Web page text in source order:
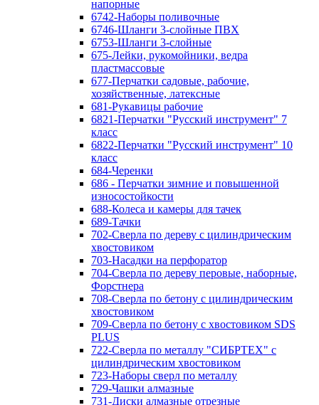
напорные
6742-Наборы поливочные
6746-Шланги 3-слойные ПВХ
6753-Шланги 3-слойные
675-Лейки, рукомойники, ведра
пластмассовые
677-Перчатки садовые, рабочие,
хозяйственные, латексные
681-Рукавицы рабочие
6821-Перчатки "Русский инструмент" 7
класс
6822-Перчатки "Русский инструмент" 10
класс
684-Черенки
686 - Перчатки зимние и повышенной
износостойкости
688-Колеса и камеры для тачек
689-Тачки
702-Сверла по дереву с цилиндрическим
хвостовиком
703-Насадки на перфоратор
704-Сверла по дереву перовые, наборные,
Форстнера
708-Сверла по бетону с цилиндрическим
хвостовиком
709-Сверла по бетону с хвостовиком SDS
PLUS
722-Сверла по металлу "СИБРТЕХ" с
цилиндрическим хвостовиком
723-Наборы сверл по металлу
729-Чашки алмазные
731-Диски алмазные отрезные